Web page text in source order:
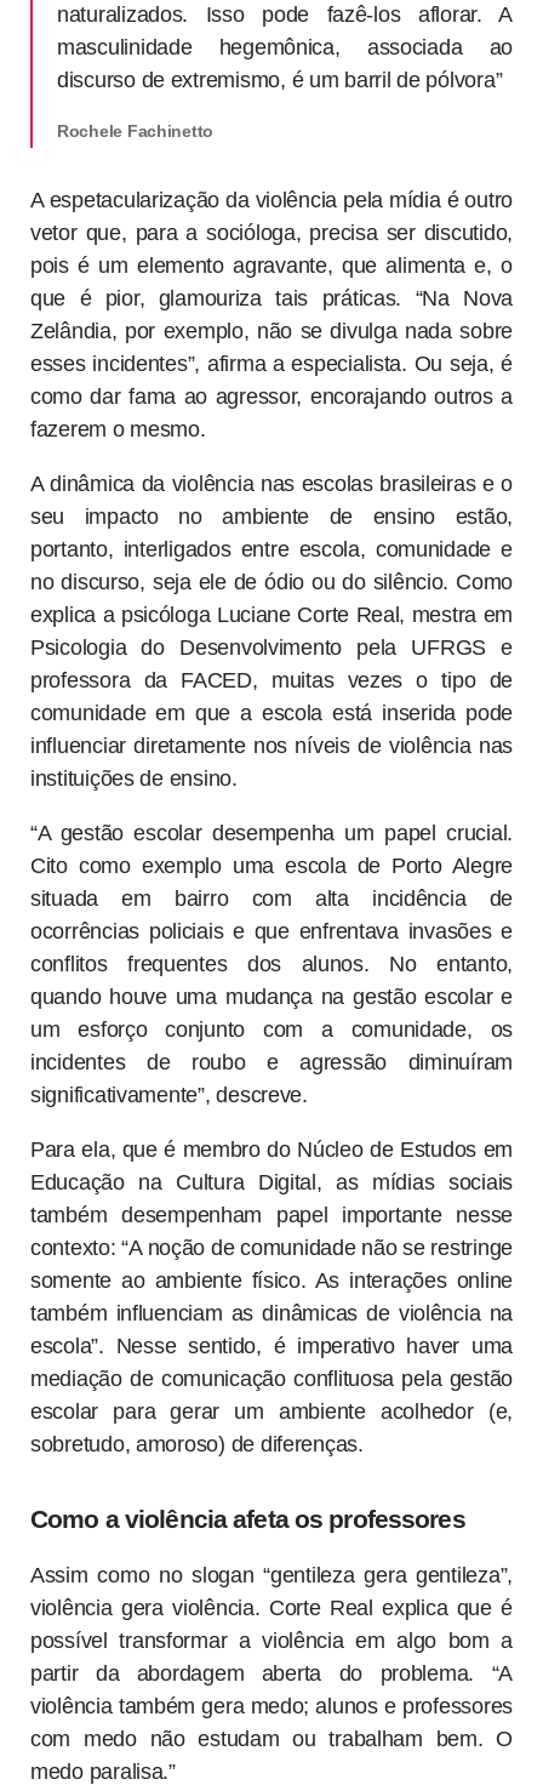
naturalizados. Isso pode fazê-los aflorar. A
masculinidade hegemônica, associada ao
discurso de extremismo, é um barril de pólvora”
Rochele Fachinetto
A espetacularização da violência pela mídia é outro
vetor que, para a socióloga, precisa ser discutido,
pois é um elemento agravante, que alimenta e, o
que é pior, glamouriza tais práticas. “Na Nova
Zelândia, por exemplo, não se divulga nada sobre
esses incidentes”, afirma a especialista. Ou seja, é
como dar fama ao agressor, encorajando outros a
fazerem o mesmo.
A dinâmica da violência nas escolas brasileiras e o
seu impacto no ambiente de ensino estão,
portanto, interligados entre escola, comunidade e
no discurso, seja ele de ódio ou do silêncio. Como
explica a psicóloga Luciane Corte Real, mestra em
Psicologia do Desenvolvimento pela UFRGS e
professora da FACED, muitas vezes o tipo de
comunidade em que a escola está inserida pode
influenciar diretamente nos níveis de violência nas
instituições de ensino.
“A gestão escolar desempenha um papel crucial.
Cito como exemplo uma escola de Porto Alegre
situada em bairro com alta incidência de
ocorrências policiais e que enfrentava invasões e
conflitos frequentes dos alunos. No entanto,
quando houve uma mudança na gestão escolar e
um esforço conjunto com a comunidade, os
incidentes de roubo e agressão diminuíram
significativamente”, descreve.
Para ela, que é membro do Núcleo de Estudos em
Educação na Cultura Digital, as mídias sociais
também desempenham papel importante nesse
contexto: “A noção de comunidade não se restringe
somente ao ambiente físico. As interações online
também influenciam as dinâmicas de violência na
escola”. Nesse sentido, é imperativo haver uma
mediação de comunicação conflituosa pela gestão
escolar para gerar um ambiente acolhedor (e,
sobretudo, amoroso) de diferenças.
Como a violência afeta os professores
Assim como no slogan “gentileza gera gentileza”,
violência gera violência. Corte Real explica que é
possível transformar a violência em algo bom a
partir da abordagem aberta do problema. “A
violência também gera medo; alunos e professores
com medo não estudam ou trabalham bem. O
medo paralisa.”